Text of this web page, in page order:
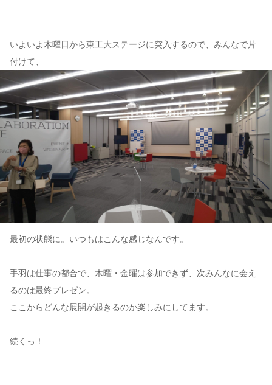
いよいよ木曜日から東工大ステージに突入するので、みんなで片
付けて、
最初の状態に。いつもはこんな感じなんです。
手羽は仕事の都合で、木曜・金曜は参加できず、次みんなに会え
るのは最終プレゼン。
ここからどんな展開が起きるのか楽しみにしてます。
続くっ！